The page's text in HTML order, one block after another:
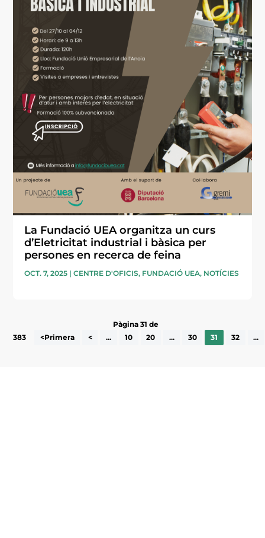
La Fundació UEA organitza un curs
d’Eletricitat industrial i bàsica per
persones en recerca de feina
OCT. 7, 2025 |CENTRE D'OFICIS, FUNDACIÓ UEA, NOTÍCIES
Pàgina 31 de
383
<Primera < ... 10 20 ... 30 31 32 ...